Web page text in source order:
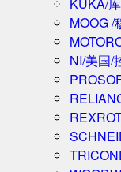
MOOG /
NI/美国/